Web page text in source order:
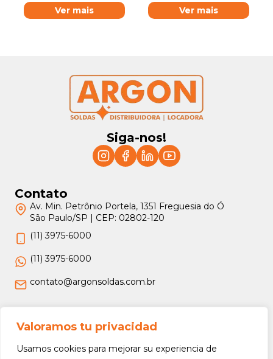
Valoramos tu privacidad
Usamos cookies para mejorar su experiencia de
Ver mais Ver mais
Siga-nos!
Contato
Av. Min. Petrônio Portela, 1351 Freguesia do Ó
São Paulo/SP | CEP: 02802-120
(11) 3975-6000
(11) 3975-6000
contato@argonsoldas.com.br
Jurídico
Termos e Condições
Política de Privacidade